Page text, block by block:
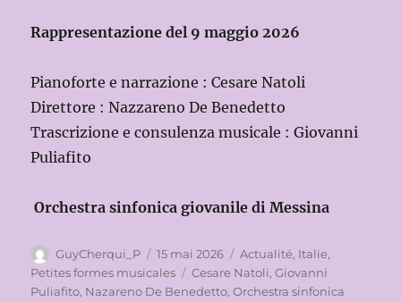
Rappresentazione del 9 maggio 2026
Pianoforte e narrazione : Cesare Natoli
Direttore : Nazzareno De Benedetto
Trascrizione e consulenza musicale : Giovanni
Puliafito
Orchestra sinfonica giovanile di Messina
Auteur
GuyCherqui_P
Publié
le
15 mai 2026 Catégories
Actualité, Italie,
Petites formes musicales
Étiquettes
Cesare Natoli,Giovanni
Puliafito, Nazareno De Benedetto,Orchestra sinfonica